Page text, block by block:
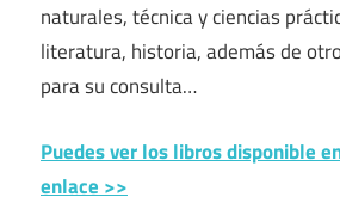
naturales, técnica y ciencias
literatura, historia, además de
para su consulta…
Puedes ver los libros disponible
enlace >>